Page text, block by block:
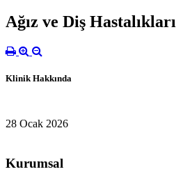
Ağız ve Diş Hastalıkları
Klinik Hakkında
28 Ocak 2026
Kurumsal